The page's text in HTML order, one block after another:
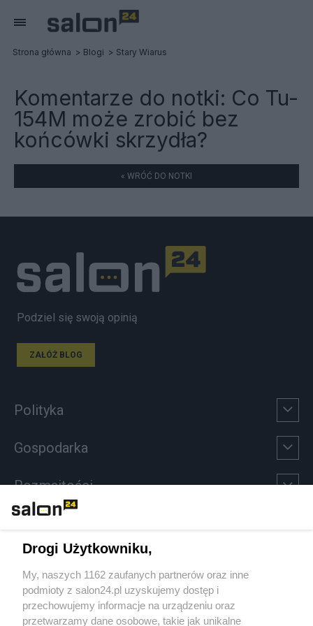
Strona główna Blogi Stary Wiarus
Komentarze do notki: Co Tu-
154M może zrobić bez
końcówki skrzydła?
« WRÓĆ DO NOTKI
Podziel się swoją opinią
ZAŁÓŻ BLOG
Polityka
Gospodarka
Rozmaitości
Sport
Społeczeństwo
Drogi Użytkowniku,
My, naszych 1162 zaufanych partnerów oraz inne
podmioty z salon24.pl uzyskujemy dostęp i
przechowujemy informacje na urządzeniu oraz
przetwarzamy dane osobowe, takie jak unikalne